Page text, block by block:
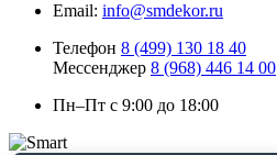
Email: info@smdekor.ru
Телефон 8 (499) 130 18 40
Мессенджер 8 (968) 446 14 00
Пн–Пт с 9:00 до 18:00